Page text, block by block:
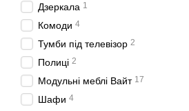
Дзеркала 1
Комоди 4
Тумби під телевізор 2
Полиці 2
Модульні меблі Вайт 17
Шафи 4